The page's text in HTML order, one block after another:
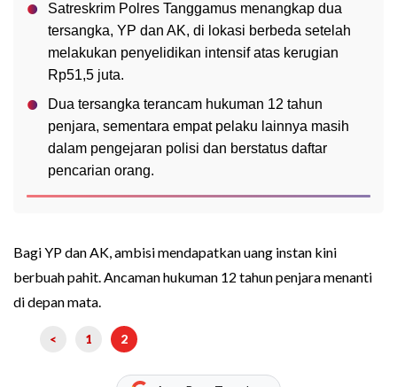
Satreskrim Polres Tanggamus menangkap dua
tersangka, YP dan AK, di lokasi berbeda setelah
melakukan penyelidikan intensif atas kerugian
Rp51,5 juta.
Dua tersangka terancam hukuman 12 tahun
penjara, sementara empat pelaku lainnya masih
dalam pengejaran polisi dan berstatus daftar
pencarian orang.
Bagi YP dan AK, ambisi mendapatkan uang instan kini
berbuah pahit. Ancaman hukuman 12 tahun penjara menanti
di depan mata.
< 1 2